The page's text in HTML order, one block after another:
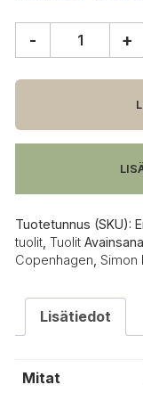
Herit
määrä
- +
Tuotetunnus (SKU):
tuolit Tuolit
Copenhagen Simon
Lisätiedot
Mitat